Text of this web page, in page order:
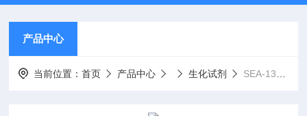
产品中心
当前位置：首页 产品中心 生化试剂 SEA-136鲑鱼纤链蛋白